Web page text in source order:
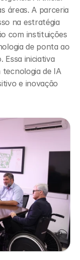
áreas. A parceria
na estratégia
com instituições
de ponta ao
Essa iniciativa
de IA
e inovação